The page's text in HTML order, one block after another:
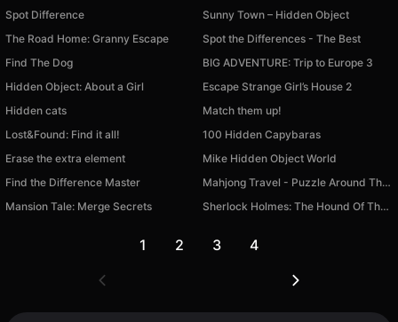
Spot Difference
Sunny Town – Hidden Object
The Road Home: Granny Escape
Spot the Differences - The Best
Find The Dog
BIG ADVENTURE: Trip to Europe 3
Hidden Object: About a Girl
Escape Strange Girl’s House 2
Hidden cats
Match them up!
Lost&Found: Find it all!
100 Hidden Capybaras
Erase the extra element
Mike Hidden Object World
Find the Difference Master
Mahjong Travel - Puzzle Around The World
Mansion Tale: Merge Secrets
Sherlock Holmes: The Hound Of The Baskervilles
1 2 3 4